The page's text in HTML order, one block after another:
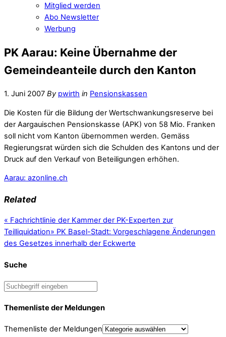
Mitglied werden
Abo Newsletter
Werbung
PK Aarau: Keine Übernahme der
Gemeindeanteile durch den Kanton
1. Juni 2007 By pwirth in Pensionskassen
Die Kosten für die Bildung der Wertschwankungsreserve bei
der Aargauischen Pensionskasse (APK) von 58 Mio. Franken
soll nicht vom Kanton übernommen werden. Gemäss
Regierungsrat würden sich die Schulden des Kantons und der
Druck auf den Verkauf von Beteiligungen erhöhen.
Aarau: azonline.ch
Related
« Fachrichtlinie der Kammer der PK-Experten zur
Teilliquidation» PK Basel-Stadt: Vorgeschlagene Änderungen
des Gesetzes innerhalb der Eckwerte
Suche
Themenliste der Meldungen
Themenliste der Meldungen